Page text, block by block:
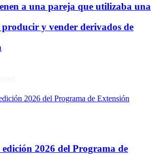
a una pareja que utilizaba una
y vender derivados de
2026 del Programa de